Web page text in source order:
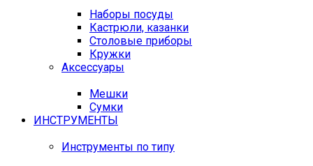
Наборы посуды
Кастрюли, казанки
Столовые приборы
Кружки
Аксессуары
Мешки
Сумки
ИНСТРУМЕНТЫ
Инструменты по типу